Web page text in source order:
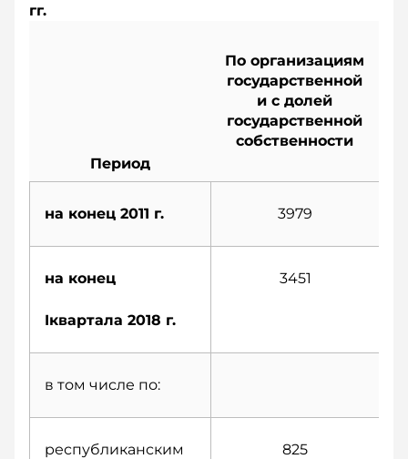
гг.
Период
По организациям
государственной
и с долей
государственной
собственности
на конец 2011 г. 3979
на конец
Iквартала 2018 г.
3451
в том числе по:
республиканским
825